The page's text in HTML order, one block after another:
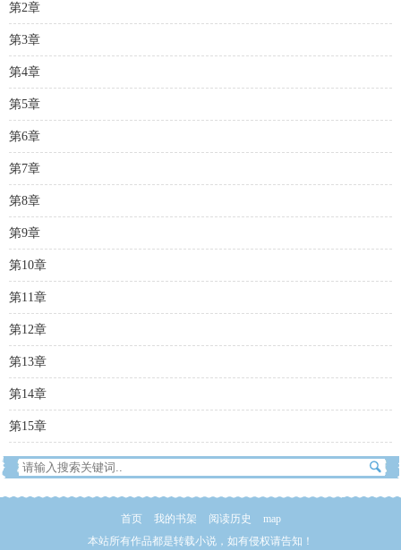
第2章
第3章
第4章
第5章
第6章
第7章
第8章
第9章
第10章
第11章
第12章
第13章
第14章
第15章
首页 我的书架 阅读历史
map
本站所有作品都是转载小说，如有侵权请告知！